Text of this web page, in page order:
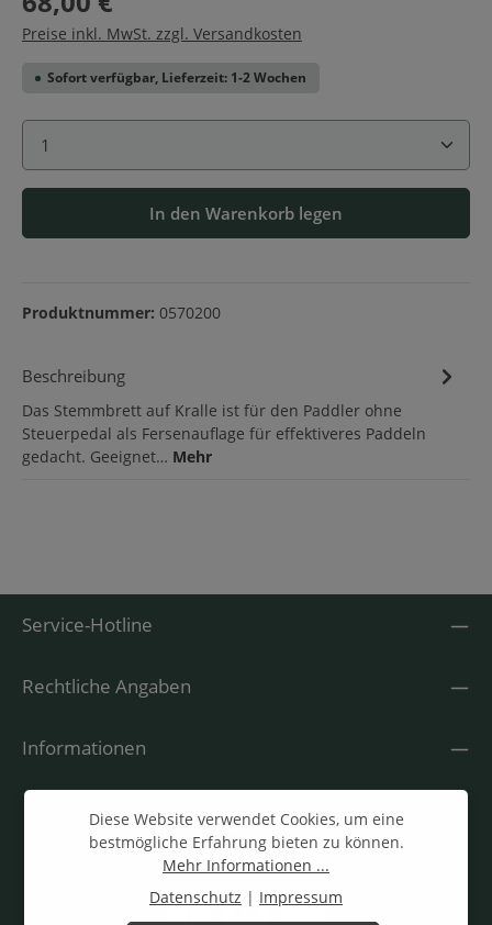
Preise inkl. MwSt. zzgl. Versandkosten
Sofort verfügbar, Lieferzeit: 1-2 Wochen
Produkt Anzahl: Gib den gewünschten Wert ein
In den Warenkorb legen
Produktnummer: 0570200
Beschreibung
Das Stemmbrett auf Kralle ist für den Paddler ohne
Steuerpedal als Fersenauflage für effektiveres Paddeln
gedacht. Geeignet… Mehr
Service-Hotline
Rechtliche Angaben
Informationen
Diese Website verwendet Cookies, um eine
bestmögliche Erfahrung bieten zu können.
Mehr Informationen ...
Datenschutz | Impressum